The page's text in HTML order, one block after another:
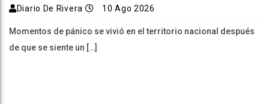
Diario De Rivera 10 Ago 2026
Momentos de pánico se vivió en el territorio nacional después
de que se siente un […]